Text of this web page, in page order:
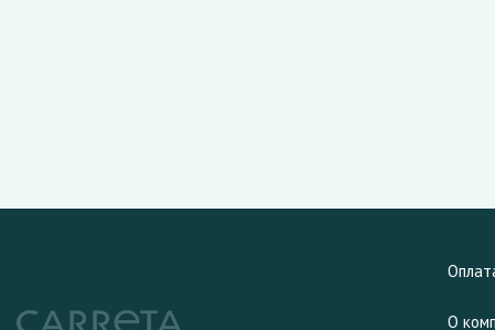
О